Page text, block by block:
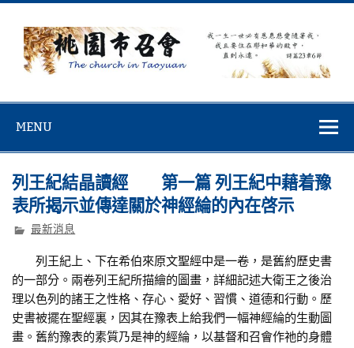
Skip
content
MENU
列王紀結晶讀經 第一篇 列王紀中藉着豫
表所揭示並傳達關於神經綸的內在啓示
最新消息
列王紀上、下在希伯來原文聖經中是一卷，是舊約歷史書
的一部分。兩卷列王紀所描繪的圖畫，詳細記述大衛王之後治
理以色列的諸王之性格、存心、愛好、習慣、道德和行動。歷
史書被擺在聖經裏，因其在豫表上給我們一幅神經綸的生動圖
畫。舊約豫表的素質乃是神的經綸，以基督和召會作祂的身體